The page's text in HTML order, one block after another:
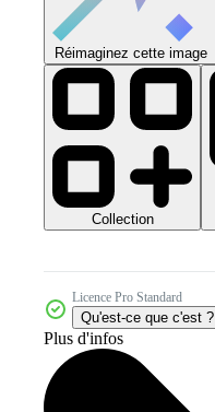
Réimaginez cette image
Collection
Licence Pro Standard
Qu'est-ce que c'est ?
Plus d'infos